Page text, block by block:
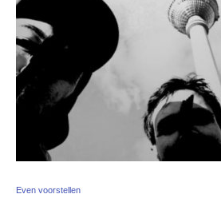
Even voorstellen